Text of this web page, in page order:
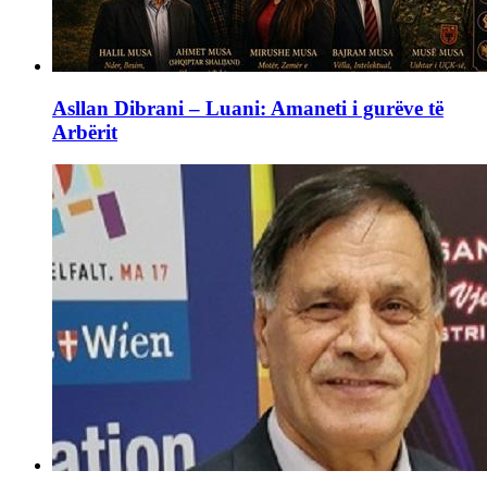
Asllan Dibrani – Luani: Amaneti i gurëve të
Arbërit